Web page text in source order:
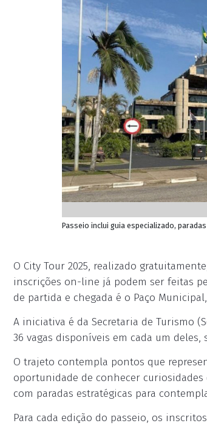
Passeio inclui guia especializado,
O City Tour 2025, realizado
inscrições on-line já podem ser feitas
de partida e chegada é o Paço
A iniciativa é da Secretaria de Turismo
36 vagas disponíveis em cada um deles,
O trajeto contempla pontos que
oportunidade de conhecer
com paradas estratégicas para
Para cada edição do passeio, os